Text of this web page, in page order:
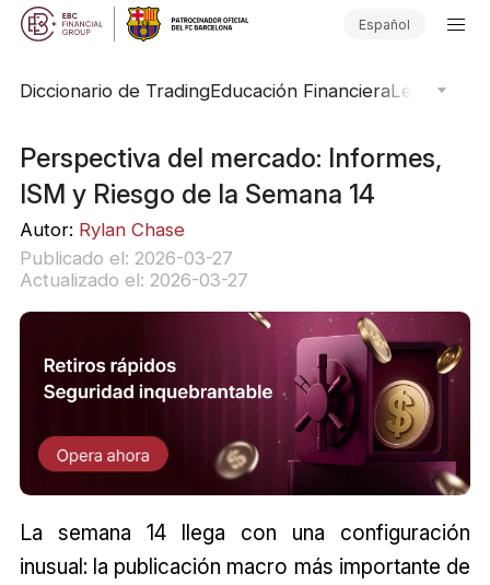
Español
Diccionario de TradingEducación FinancieraLeyendas
Perspectiva del mercado: Informes,
ISM y Riesgo de la Semana 14
Autor: Rylan Chase
Publicado el: 2026-03-27
Actualizado el: 2026-03-27
La semana 14 llega con una configuración
inusual: la publicación macro más importante de